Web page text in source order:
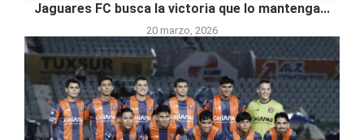
Jaguares FC busca la victoria que lo mantenga...
20 marzo, 2026